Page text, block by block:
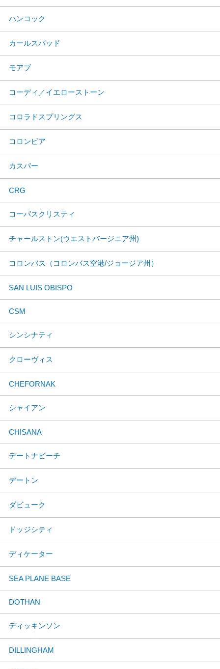
ハンコック
カールスバッド
モアブ
コーディ／イエローストーン
コロラドスプリングス
コロンビア
カスパー
CRG
コーパスクリスティ
チャールストン(ウエストバージニア州)
コロンバス（コロンバス空港/ジョージア州）
SAN LUIS OBISPO
CSM
シンシナティ
クローヴィス
CHEFORNAK
シャイアン
CHISANA
デートナビーチ
デートン
ダビューク
ドッジシティ
ディケーター
SEA PLANE BASE
DOTHAN
ディッキンソン
DILLINGHAM